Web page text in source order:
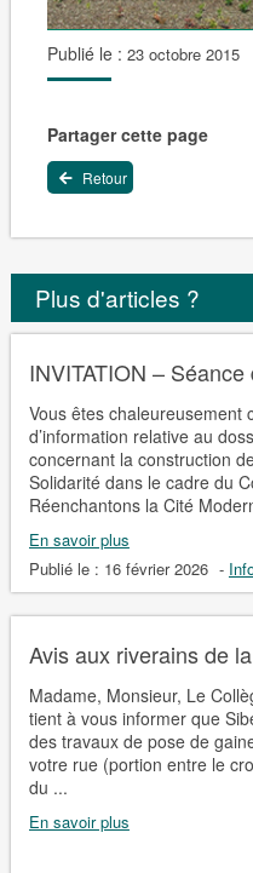
Publié le : 23 octobre 2015
Partager cette page
Retour
Plus d'articles ?
INVITATION – Séance
Vous êtes chaleureusement
d’information relative au
concernant la construction
Solidarité dans le cadre du
Réenchantons la Cité
En savoir plus
Publié le : 16 février 2026 -
Avis aux riverains de
Madame, Monsieur, Le
tient à vous informer que
des travaux de pose de
votre rue (portion entre le
du ...
En savoir plus